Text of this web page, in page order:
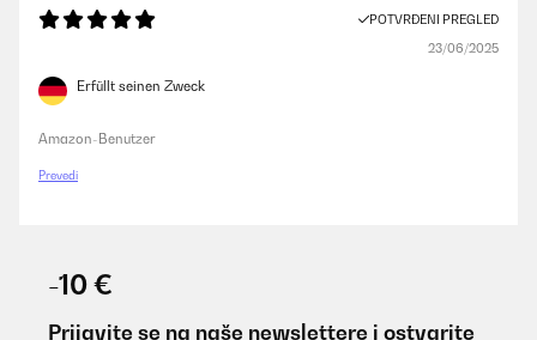
POTVRĐENI PREGLED
23/06/2025
Erfüllt seinen Zweck
Amazon-Benutzer
Prevedi
-10 €
Prijavite se na naše newslettere i ostvarite